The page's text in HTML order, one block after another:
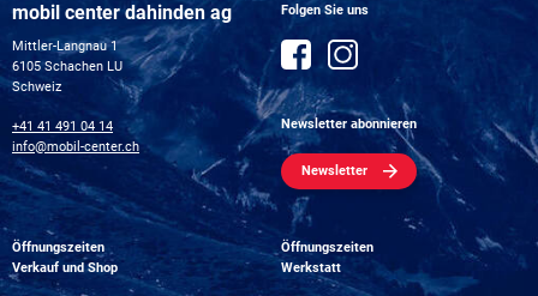
mobil center dahinden ag
Mittler-Langnau 1
6105 Schachen LU
Schweiz
+41 41 491 04 14
info@mobil-center.ch
Folgen Sie uns
Newsletter abonnieren
Newsletter
Öffnungszeiten
Verkauf und Shop
Öffnungszeiten
Werkstatt